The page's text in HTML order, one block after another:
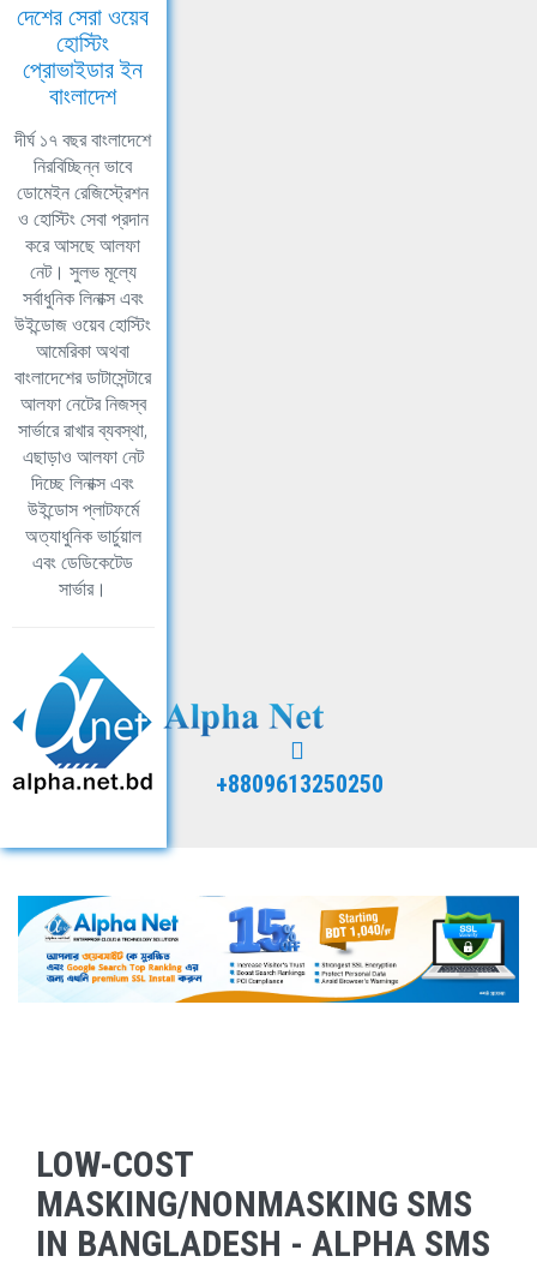
দেশের সেরা ওয়েব
হোস্টিং
প্রোভাইডার ইন
বাংলাদেশ
দীর্ঘ ১৭ বছর বাংলাদেশে
নিরবিচ্ছিন্ন ভাবে
ডোমেইন রেজিস্ট্রেশন
ও হোস্টিং সেবা প্রদান
করে আসছে আলফা
নেট। সুলভ মূল্যে
সর্বাধুনিক লিনাক্স এবং
উইন্ডোজ ওয়েব হোস্টিং
আমেরিকা অথবা
বাংলাদেশের ডাটাসেন্টারে
আলফা নেটের নিজস্ব
সার্ভারে রাখার ব্যবস্থা,
এছাড়াও আলফা নেট
দিচ্ছে লিনাক্স এবং
উইন্ডোস প্লাটফর্মে
অত্যাধুনিক ভার্চুয়াল
এবং ডেডিকেটেড
সার্ভার।
+8809613250250
LOW-COST
MASKING/NONMASKING SMS
IN BANGLADESH - ALPHA SMS